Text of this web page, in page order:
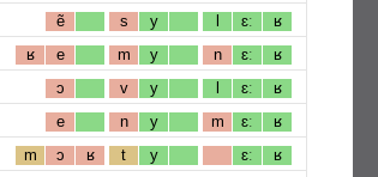
ẽ s y l ɛː ʁ
ʁ e m y n ɛː ʁ
ɔ v y l ɛː ʁ
e n y m ɛː ʁ
m ɔ ʁ t y ɛː ʁ